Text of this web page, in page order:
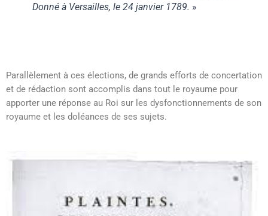
Donné à Versailles, le 24 janvier 1789. »
Parallèlement à ces élections, de grands efforts de concertation
et de rédaction sont accomplis dans tout le royaume pour
apporter une réponse au Roi sur les dysfonctionnements de son
royaume et les doléances de ses sujets.